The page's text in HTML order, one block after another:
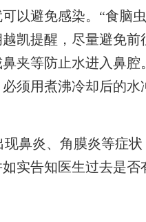
避免感染。“食脑虫
凯提醒，尽量避免
夹等防止水进入鼻
须用煮沸冷却后的
鼻炎、角膜炎等症状
实告知医生过去是